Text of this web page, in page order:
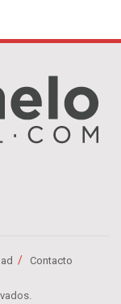
Contacto